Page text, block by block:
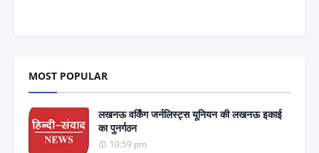
MOST POPULAR
लखनऊ वर्किंग जर्नलिस्ट्स यूनियन की लखनऊ इकाई
का पुनर्गठन
10:59 pm